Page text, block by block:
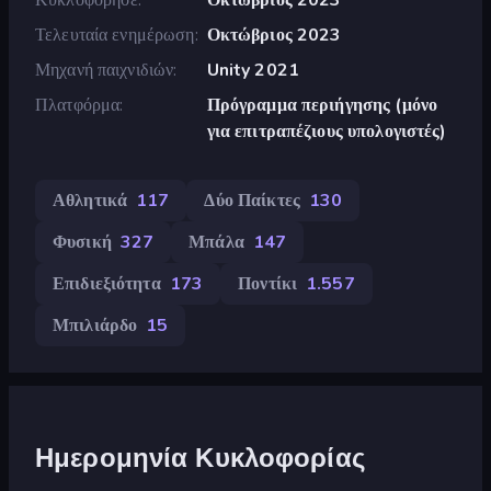
Τελευταία ενημέρωση Οκτώβριος 2023
Μηχανή παιχνιδιών
Unity 2021
Πλατφόρμα
Πρόγραμμα περιήγησης (μόνο
για επιτραπέζιους υπολογιστές)
Αθλητικά 117 Δύο Παίκτες 130
Φυσική 327 Μπάλα 147
Επιδιεξιότητα 173 Ποντίκι 1.557
Μπιλιάρδο 15
Ημερομηνία Κυκλοφορίας